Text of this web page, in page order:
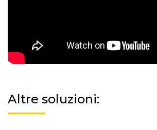
Altre soluzioni: